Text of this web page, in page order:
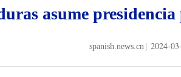
asume
spanish.news.cn 2024-